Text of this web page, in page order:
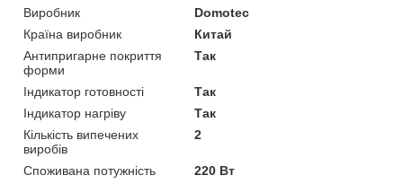
Виробник
Domotec
Країна виробник
Китай
Антипригарне покриття
форми
Так
Індикатор готовності
Так
Індикатор нагріву
Так
Кількість випечених
виробів
2
Споживана потужність
220 Вт